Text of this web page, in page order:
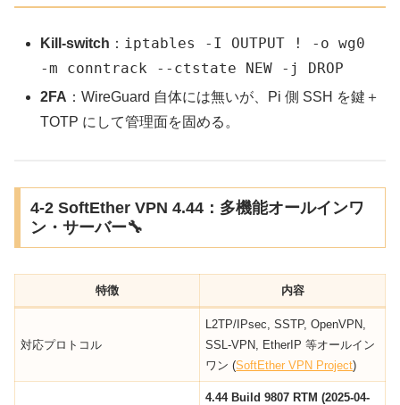
Kill-switch ： iptables -I OUTPUT ! -o wg0
-m conntrack --ctstate NEW -j DROP
2FA ：WireGuard 自体には無いが、Pi 側 SSH を鍵＋
TOTP にして管理面を固める。
4-2 SoftEther VPN 4.44：多機能オールインワ
ン・サーバー🔧
特徴 内容
対応プロトコル
L2TP/IPsec, SSTP, OpenVPN,
SSL-VPN, EtherIP 等オールイン
ワン (SoftEther VPN Project)
4.44 Build 9807 RTM (2025-04-